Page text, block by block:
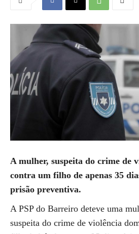
A mulher, suspeita do crime de
contra um filho de apenas 35
prisão preventiva.
A PSP do Barreiro deteve uma
suspeita do crime de violência